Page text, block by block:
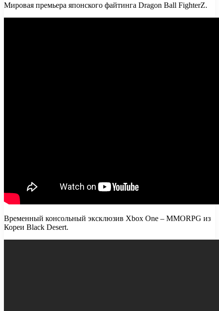
Мировая премьера японского файтинга Dragon Ball FighterZ.
Временный консольный эксклюзив Xbox One – MMORPG из
Кореи Black Desert.